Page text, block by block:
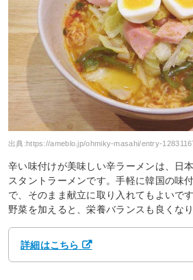
出典:https://ameblo.jp/ohmiky-masahi/entry-
辛い味付けが美味しい辛ラーメンは、日
スタントラーメンです。手軽に韓国の味
で、そのまま献立に取り入れてもよいで
野菜を加えると、栄養バランスも良くなり
詳細はこちら